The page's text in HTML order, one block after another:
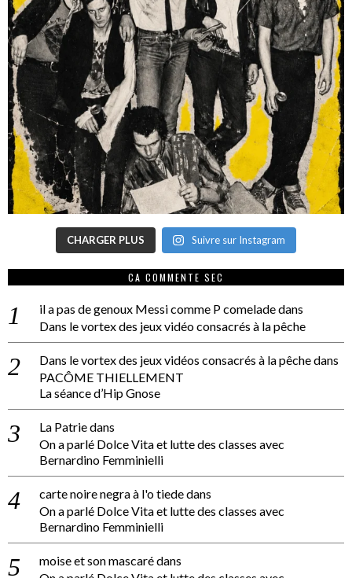
CHARGER PLUS Suivre sur Instagram
CA COMMENTE SEC
il a pas de genoux Messi comme P comeladedans
Dans le vortex des jeux vidéo consacrés à la pêche
Dans le vortex des jeux vidéos consacrés à la pêchedans
PACÔME THIELLEMENT
La séance d’Hip Gnose
La Patriedans
On a parlé Dolce Vita et lutte des classes avec
Bernardino Femminielli
carte noire negra à l'o tiededans
On a parlé Dolce Vita et lutte des classes avec
Bernardino Femminielli
moise et son mascarédans